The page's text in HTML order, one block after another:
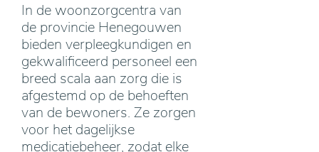
In de woonzorgcentra van
de provincie Henegouwen
bieden verpleegkundigen en
gekwalificeerd personeel een
breed scala aan zorg die is
afgestemd op de behoeften
van de bewoners. Ze zorgen
voor het dagelijkse
medicatiebeheer, zodat elke